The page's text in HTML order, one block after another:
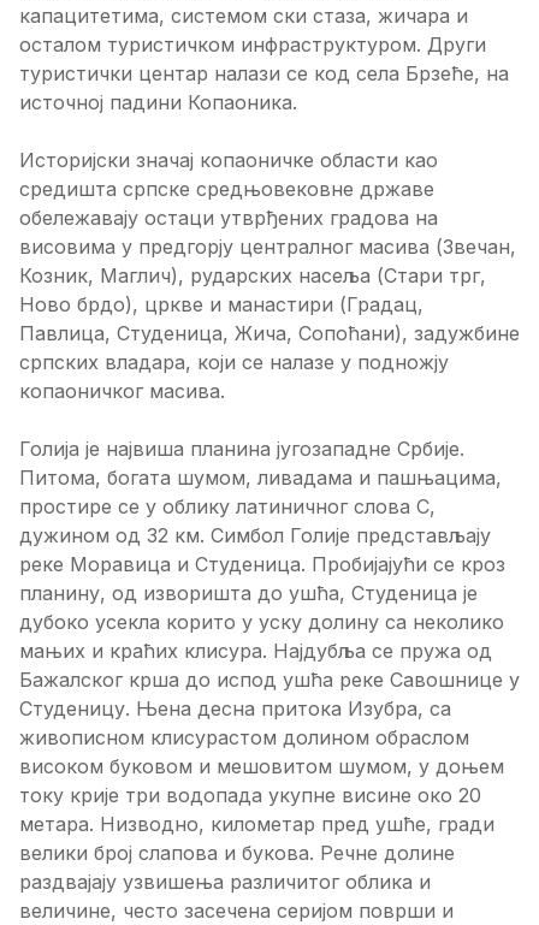
капацитетима, системом ски стаза, жичара и
осталом туристичком инфраструктуром. Други
туристички центар налази се код села Брзеће, на
источној падини Копаоника.
Историјски значај копаоничке области као
средишта српске средњовековне државе
обележавају остаци утврђених градова на
висовима у предгорју централног масива (Звечан,
Козник, Маглич), рударских насеља (Стари трг,
Ново брдо), цркве и манастири (Градац,
Павлица, Студеница, Жича, Сопоћани), задужбине
српских владара, који се налазе у подножју
копаоничког масива.
Голија је највиша планина југозападне Србије.
Питома, богата шумом, ливадама и пашњацима,
простире се у облику латиничног слова С,
дужином од 32 км. Симбол Голије представљају
реке Моравица и Студеница. Пробијајући се кроз
планину, од изворишта до ушћа, Студеница је
дубоко усекла корито у уску долину са неколико
мањих и краћих клисура. Најдубља се пружа од
Бажалског крша до испод ушћа реке Савошнице у
Студеницу. Њена десна притока Изубра, са
живописном клисурастом долином обраслом
високом буковом и мешовитом шумом, у доњем
току крије три водопада укупне висине око 20
метара. Низводно, километар пред ушће, гради
велики број слапова и букова. Речне долине
раздвајају узвишења различитог облика и
величине, често засечена серијом површи и